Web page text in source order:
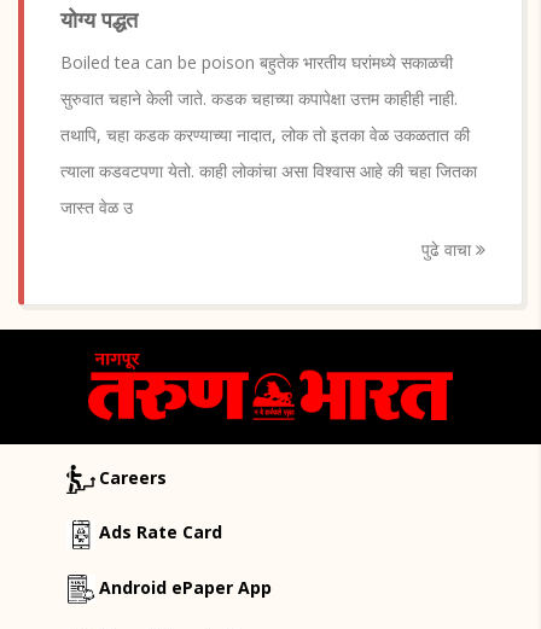
योग्य पद्धत
Boiled tea can be poison बहुतेक भारतीय घरांमध्ये सकाळची
सुरुवात चहाने केली जाते. कडक चहाच्या कपापेक्षा उत्तम काहीही नाही.
तथापि, चहा कडक करण्याच्या नादात, लोक तो इतका वेळ उकळतात की
त्याला कडवटपणा येतो. काही लोकांचा असा विश्वास आहे की चहा जितका
जास्त वेळ उ
पुढे वाचा
Careers
Ads Rate Card
Android ePaper App